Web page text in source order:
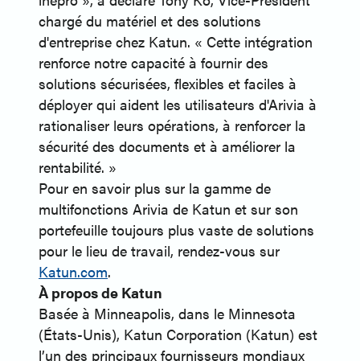
chargé du matériel et des solutions
d'entreprise chez Katun. « Cette intégration
renforce notre capacité à fournir des
solutions sécurisées, flexibles et faciles à
déployer qui aident les utilisateurs d'Arivia à
rationaliser leurs opérations, à renforcer la
sécurité des documents et à améliorer la
rentabilité. »
Pour en savoir plus sur la gamme de
multifonctions Arivia de Katun et sur son
portefeuille toujours plus vaste de solutions
pour le lieu de travail, rendez-vous sur
Katun.com.
À propos de Katun
Basée à Minneapolis, dans le Minnesota
(États-Unis), Katun Corporation (Katun) est
l’un des principaux fournisseurs mondiaux